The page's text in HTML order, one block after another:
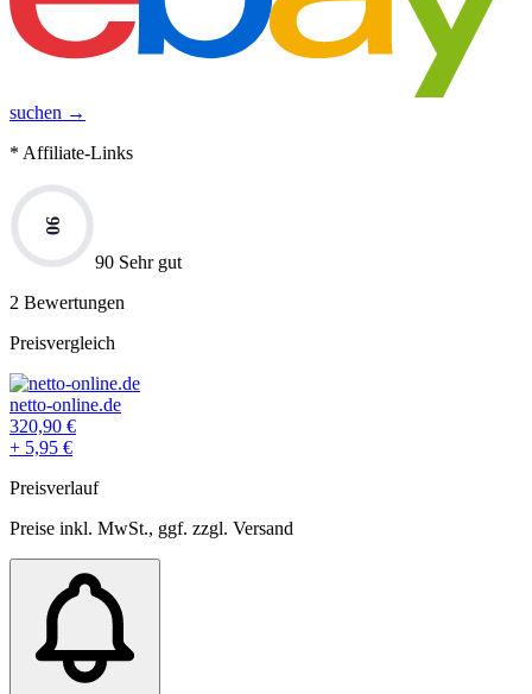
suchen →
* Affiliate-Links
90
90 Sehr gut
2 Bewertungen
Preisvergleich
netto-online.de
320,90 €
+ 5,95 €
Preisverlauf
Preise inkl. MwSt., ggf. zzgl. Versand